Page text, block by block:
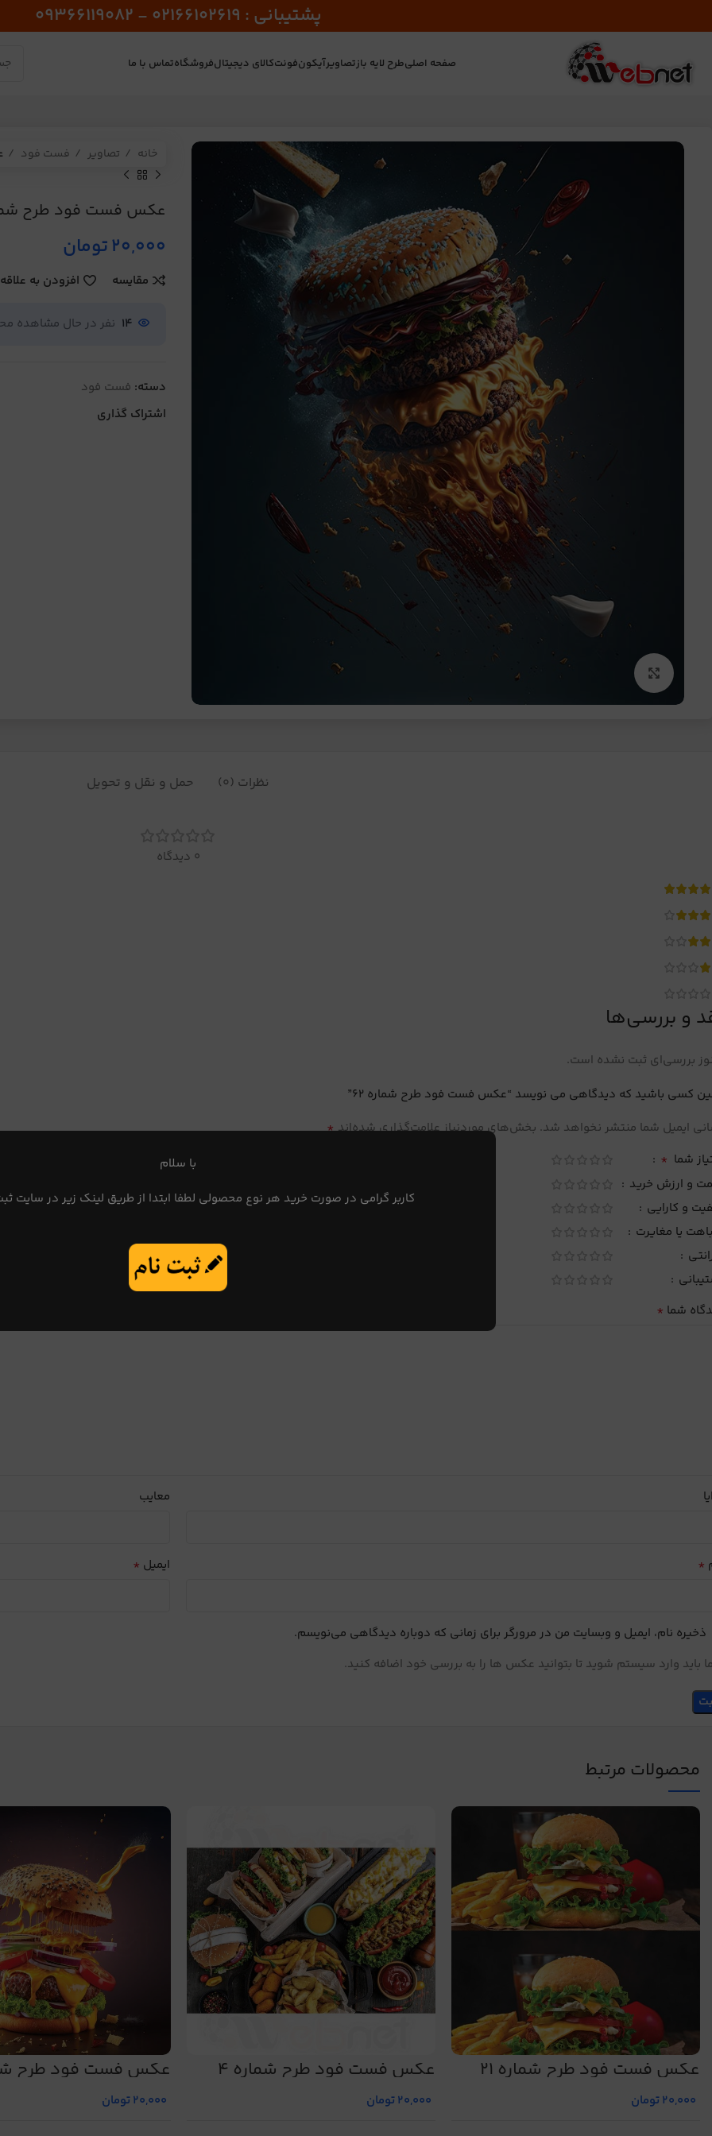
با سلام
کاربر گرامی در صورت خرید هر نوع محصولی لطفا ابتدا از طریق لینک زیر در سایت
پشتیبانی : 02166102619 - 09366119082
صفحه اصلیطرح لایه بازتصاویرآیکونفونتکالای دیجیتالفروشگاهتماس با ما
خانه تصاویر فست فود
عکس فست فود طرح
20,000تومان
مقایسه افزودن به
14 نفر در حال مشاهده
دسته: فست فود
اشتراک گذاری
نظرات (0) حمل و نقل و تحویل
0 دیدگاه
و بررسی‌ها
بررسی‌ای ثبت نشده است.
کسی باشید که دیدگاهی می نویسد “عکس فست فود طرح شماره 62”
ایمیل شما منتشر نخواهد شد. بخش‌های موردنیاز علامت‌گذاری شده‌اند*
شما *
و ارزش خرید
و کارایی
یا مغایرت
شما *
معایب
* ایمیل *
ذخیره نام، ایمیل و وبسایت من در مرورگر برای زمانی که دوباره دیدگاهی می‌نویسم.
باید وارد سیستم شوید تا بتوانید عکس ها را به بررسی خود اضافه کنید.
محصولات مرتبط
عکس فست فود طرح شماره 21
20,000تومان
عکس فست فود طرح شماره 4
20,000تومان
عکس فست فود طرح
20,000تومان